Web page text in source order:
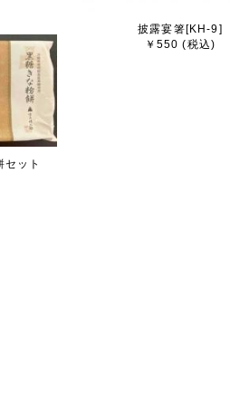
ティーバッグ
茶製造問屋
ーションによる京宇治茶
披露宴箸[KH-9]
￥550 (税込)
ット